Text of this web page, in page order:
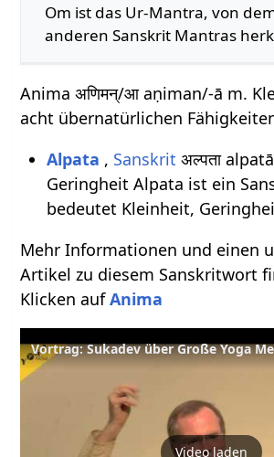
Om ist das Ur-Mantra, von
anderen Sanskrit Mantras
Anima अणिमन्/आ aṇiman/-ā m.
acht übernatürlichen
Alpata , Sanskrit अल्पता
Geringheit Alpata ist ein
bedeutet Kleinheit,
Mehr Informationen und einen
Artikel zu diesem Sanskritwort
Klicken aufAnima
Vortrag: Sukadev über Große Yoga
Video laden